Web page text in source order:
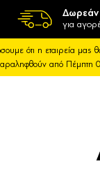
Δωρεάν
για
ότι η εταιρεία
από